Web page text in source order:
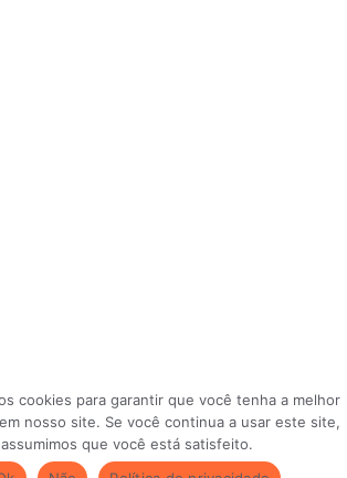
cookies para garantir que você tenha a melhor
nosso site. Se você continua a usar este site,
assumimos que você está satisfeito.